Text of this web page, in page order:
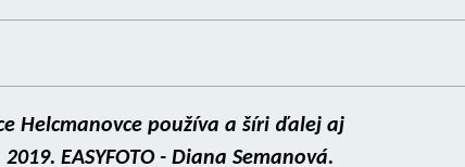
Helcmanovce používa a šíri ďalej aj
EASYFOTO - Diana Semanová.